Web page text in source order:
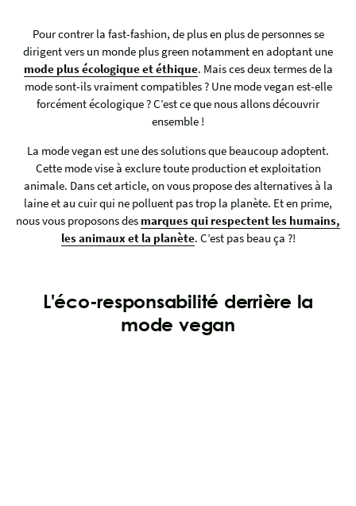
Pour contrer la fast-fashion, de plus en plus de personnes se
dirigent vers un monde plus green notamment en adoptant une
mode plus écologique et éthique. Mais ces deux termes de la
mode sont-ils vraiment compatibles ? Une mode vegan est-elle
forcément écologique ? C’est ce que nous allons découvrir
ensemble !
La mode vegan est une des solutions que beaucoup adoptent.
Cette mode vise à exclure toute production et exploitation
animale. Dans cet article, on vous propose des alternatives à la
laine et au cuir qui ne polluent pas trop la planète. Et en prime,
nous vous proposons des marques qui respectent les humains,
les animaux et la planète. C’est pas beau ça ?!
L'éco-responsabilité derrière la
mode vegan